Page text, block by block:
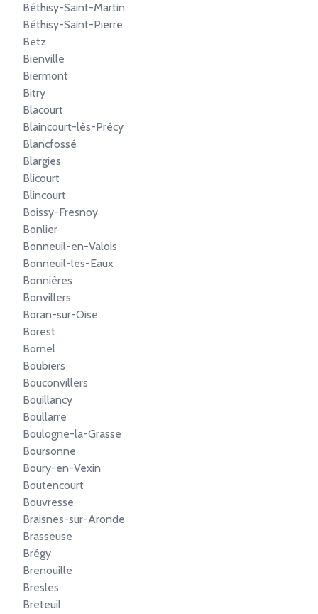
Béthisy-Saint-Martin
Béthisy-Saint-Pierre
Betz
Bienville
Biermont
Bitry
Blacourt
Blaincourt-lès-Précy
Blancfossé
Blargies
Blicourt
Blincourt
Boissy-Fresnoy
Bonlier
Bonneuil-en-Valois
Bonneuil-les-Eaux
Bonnières
Bonvillers
Boran-sur-Oise
Borest
Bornel
Boubiers
Bouconvillers
Bouillancy
Boullarre
Boulogne-la-Grasse
Boursonne
Boury-en-Vexin
Boutencourt
Bouvresse
Braisnes-sur-Aronde
Brasseuse
Brégy
Brenouille
Bresles
Breteuil